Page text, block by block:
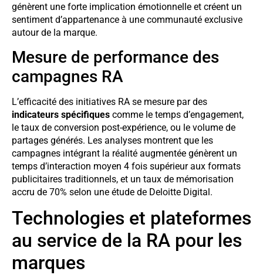
génèrent une forte implication émotionnelle et créent un
sentiment d’appartenance à une communauté exclusive
autour de la marque.
Mesure de performance des
campagnes RA
L’efficacité des initiatives RA se mesure par des
indicateurs spécifiques comme le temps d’engagement,
le taux de conversion post-expérience, ou le volume de
partages générés. Les analyses montrent que les
campagnes intégrant la réalité augmentée génèrent un
temps d’interaction moyen 4 fois supérieur aux formats
publicitaires traditionnels, et un taux de mémorisation
accru de 70% selon une étude de Deloitte Digital.
Technologies et plateformes
au service de la RA pour les
marques